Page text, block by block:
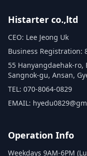
Histarter co.,ltd
CEO: Lee Jeong Uk
Business Registration:
55 Hanyangdaehak-
Sangnok-gu, Ansan,
TEL: 070-8064-0829
EMAIL:
Operation Info
Weekdays 9AM-6PM